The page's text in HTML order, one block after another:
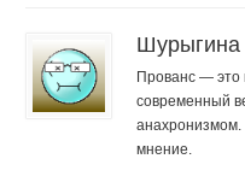
Прованс — это
современный
анахронизмом.
мнение.